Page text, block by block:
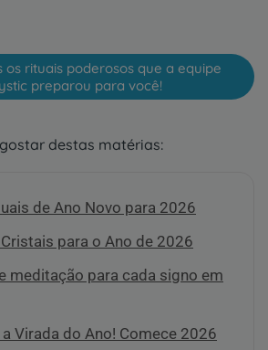
os rituais poderosos que a equipe
preparou para você!
destas matérias:
de Ano Novo para 2026
para o Ano de 2026
meditação para cada signo em
Virada do Ano! Comece 2026